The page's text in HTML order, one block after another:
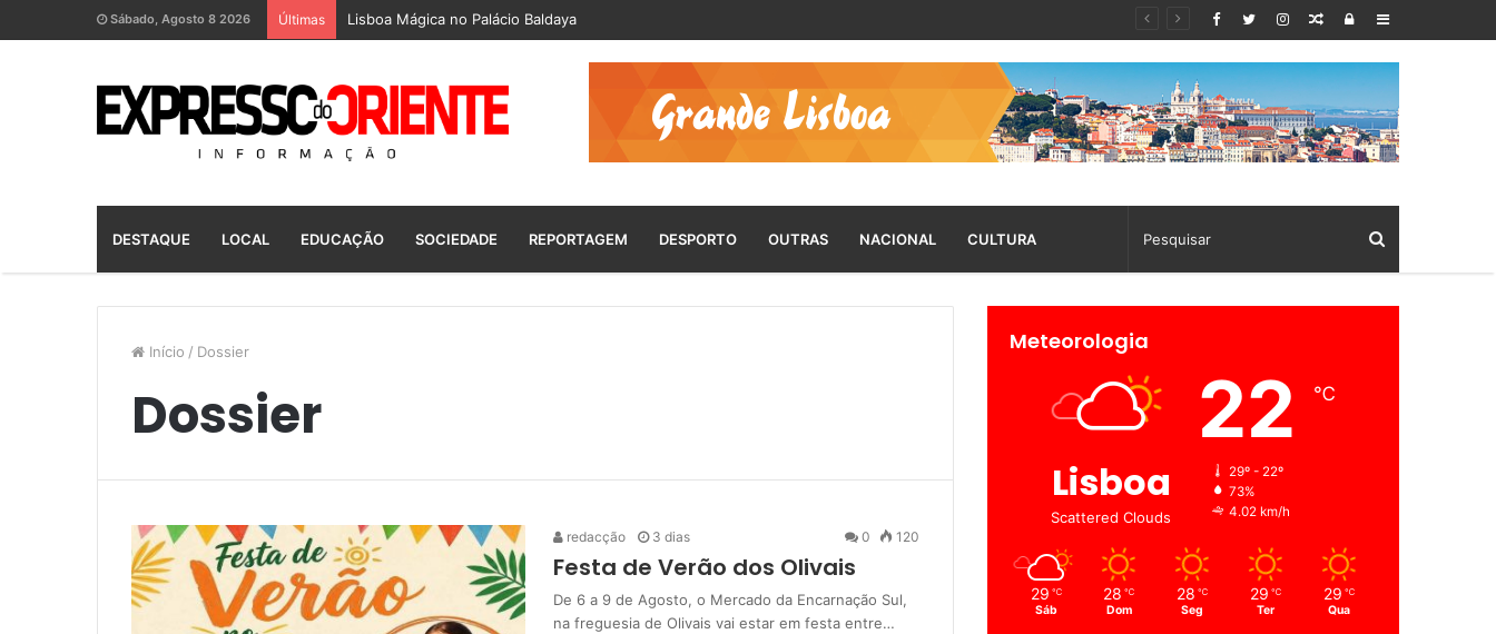
Sábado, Agosto 8 2026 Últimas Lisboa Mágica no Palácio Baldaya Sidebar
Log
Random
DESTAQUE LOCAL EDUCAÇÃO SOCIEDADE REPORTAGEM DESPORTO OUTRAS NACIONAL CULTURA
Início / Dossier
Dossier
redacção 3 dias 0 120
Festa de Verão dos Olivais
De 6 a 9 de Agosto, o Mercado da Encarnação Sul,
na freguesia de Olivais vai estar em festa entre…
Meteorologia
Lisboa
Scattered Clouds
22 ℃
29º - 22º
73%
4.02 km/h
29 ℃
Sáb
28 ℃
Dom
28 ℃
Seg
29 ℃
Ter
29 ℃
Qua